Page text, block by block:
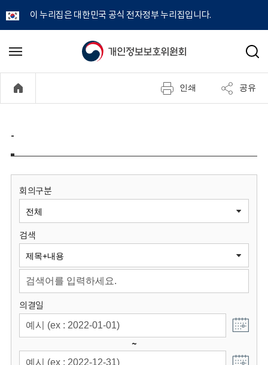
이 누리집은 대한민국 공식 전자정부 누리집입니다.
개
정
보
원
회
메
기
검
인쇄 공유
-
회의구분
검색
의결일
~